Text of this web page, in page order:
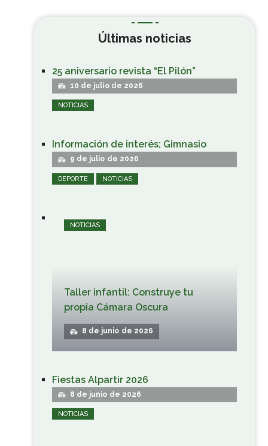
Últimas noticias
25 aniversario revista “El Pilón”
10 de julio de 2026
NOTICIAS
Información de interés; Gimnasio
9 de julio de 2026
DEPORTE NOTICIAS
Taller infantil: Construye tu
propia Cámara Oscura
8 de junio de 2026
NOTICIAS
Fiestas Alpartir 2026
8 de junio de 2026
NOTICIAS